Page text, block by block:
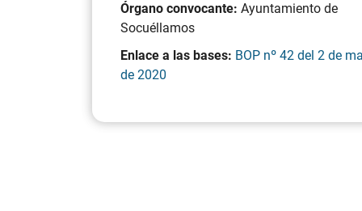
Órgano convocante: Ayuntamiento de
Socuéllamos
Enlace a las bases: BOP nº 42 del 2 de
de 2020